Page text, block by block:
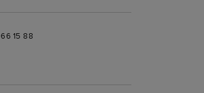
15 88